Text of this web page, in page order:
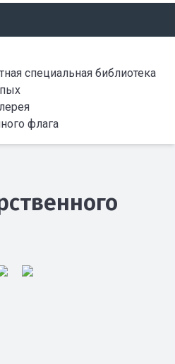
специальная библиотека
флага